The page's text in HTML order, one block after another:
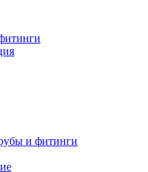
и фитинги